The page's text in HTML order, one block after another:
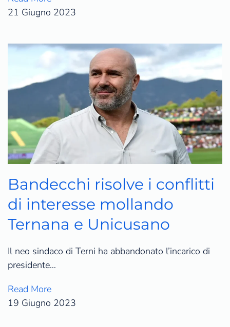
21 Giugno 2023
Bandecchi risolve i conflitti
di interesse mollando
Ternana e Unicusano
Il neo sindaco di Terni ha abbandonato l’incarico di
presidente…
Read More
19 Giugno 2023